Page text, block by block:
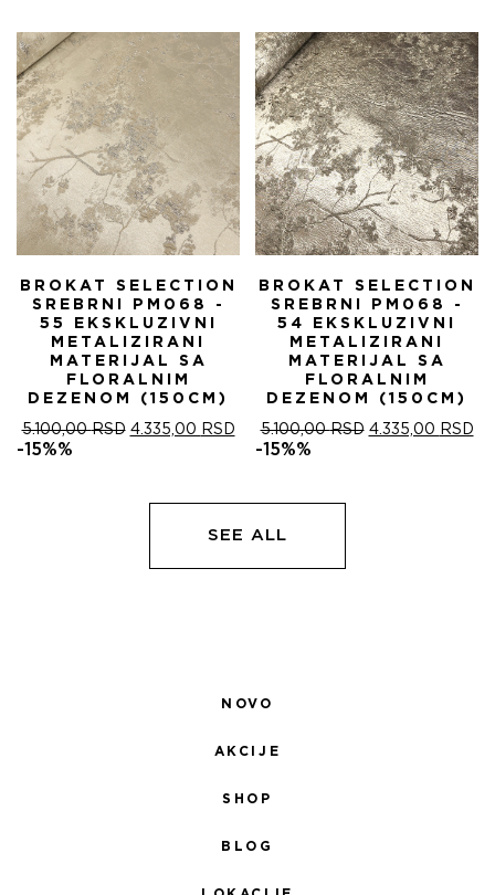
5.100,00 RSD.
BROKAT SELECTION
SREBRNI PM068 -
55 EKSKLUZIVNI
METALIZIRANI
MATERIJAL SA
FLORALNIM
DEZENOM (150CM)
5.100,00RSD ОРИГИНАЛНА
5.100,00 RSD.
4.335,00 RSDТРЕНУТНА
ЦЕНА
-15%%
BROKAT SELECTION
SREBRNI PM068 -
54 EKSKLUZIVNI
METALIZIRANI
MATERIJAL SA
FLORALNIM
DEZENOM (150CM)
5.100,00RSD ОРИГИНАЛНА
4.335,00 RSD
-15%%
SEE ALL
NOVO
AKCIJE
SHOP
BLOG